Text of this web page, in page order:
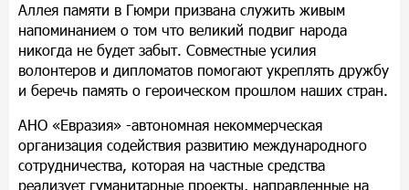
Аллея памяти в Гюмри призвана служить живым
напоминанием о том что великий подвиг народа
никогда не будет забыт. Совместные усилия
волонтеров и дипломатов помогают укреплять дружбу
и беречь память о героическом прошлом наших стран.
АНО «Евразия» -автономная некоммерческая
организация содействия развитию международного
сотрудничества, которая на частные средства
реализует гуманитарные проекты, направленные на